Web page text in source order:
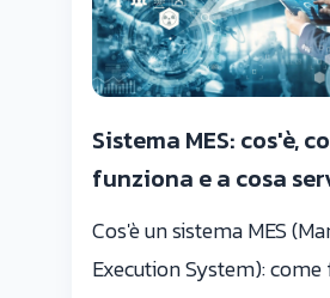
Sistema MES: cos'è,
funziona e a cosa
Cos'è un sistema MES
Execution System):